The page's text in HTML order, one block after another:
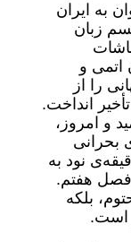
به ایران
زبان
اتمی و
را از
انداخت.
و امروز،
بحرانی
نود به
فصل هفتم.
بلکه
است.